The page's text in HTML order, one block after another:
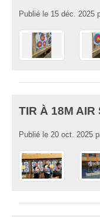
Publié le 15 déc. 2025
TIR À 18M AIR
Publié le 20 oct. 2025